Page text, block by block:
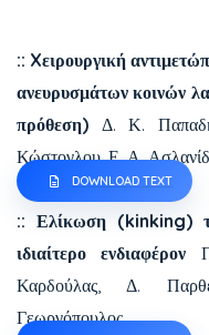
:: Xειρουργική
ανευρυσμάτων κοινών
πρόθεση) Δ. Κ.
Κώστογλου, Ε. Α.
DOWNLOAD TEXT
:: Ελίκωση (kinking)
ιδιαίτερο ενδιαφέρον
Καρδούλας, Δ.
Γεωργόπουλος